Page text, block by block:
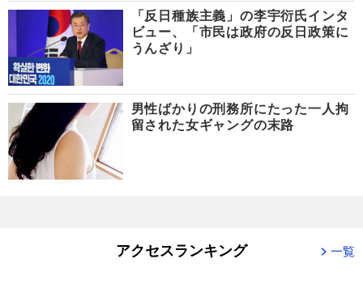
「反日種族主義」の李宇衍氏インタ
ビュー、「市民は政府の反日政策に
うんざり」
男性ばかりの刑務所にたった一人拘
留された女ギャングの末路
アクセスランキング 一覧